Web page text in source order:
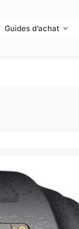
Guides d’achat